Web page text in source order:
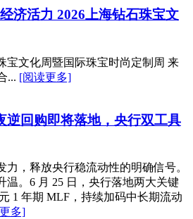
济活力 2026上海钻石珠宝文
宝文化周暨国际珠宝时尚定制周 来
... [阅读更多]
回购即将落地，央行双工具
，释放央行稳流动性的明确信号。
温。6 月 25 日，央行落地两大关键
1 年期 MLF，持续加码中长期流动
多]